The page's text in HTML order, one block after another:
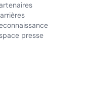
presse